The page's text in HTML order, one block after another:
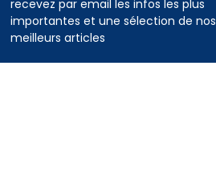
recevez par email les infos les plus
importantes et une sélection de nos
meilleurs articles